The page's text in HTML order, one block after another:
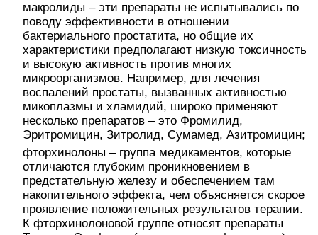
макролиды – эти препараты не испытывались по
поводу эффективности в отношении
бактериального простатита, но общие их
характеристики предполагают низкую токсичность
и высокую активность против многих
микроорганизмов. Например, для лечения
воспалений простаты, вызванных активностью
микоплазмы и хламидий, широко применяют
несколько препаратов – это Фромилид,
Эритромицин, Зитролид, Сумамед, Азитромицин;
фторхинолоны – группа медикаментов, которые
отличаются глубоким проникновением в
предстательную железу и обеспечением там
накопительного эффекта, чем объясняется скорое
проявление положительных результатов терапии.
К фторхинолоновой группе относят препараты